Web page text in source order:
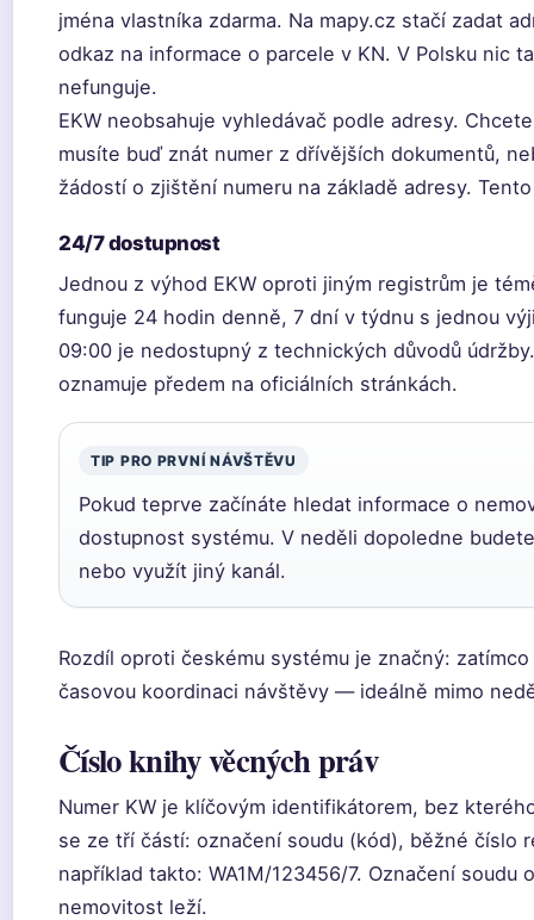
jména vlastníka zdarma. Na mapy.cz stačí zadat
odkaz na informace o parcele v KN. V Polsku nic
nefunguje.
EKW neobsahuje vyhledávač podle adresy.
musíte buď znát numer z dřívějších dokumentů,
žádostí o zjištění numeru na základě adresy.
24/7 dostupnost
Jednou z výhod EKW oproti jiným registrům je
funguje 24 hodin denně, 7 dní v týdnu s jednou
09:00 je nedostupný z technických důvodů
oznamuje předem na oficiálních stránkách.
TIP PRO PRVNÍ NÁVŠTĚVU
Pokud teprve začínáte hledat informace o
dostupnost systému. V neděli dopoledne
nebo využít jiný kanál.
Rozdíl oproti českému systému je značný:
časovou koordinaci návštěvy — ideálně mimo
Číslo knihy věcných práv
Numer KW je klíčovým identifikátorem, bez
se ze tří částí: označení soudu (kód), běžné číslo
například takto: WA1M/123456/7. Označení
nemovitost leží.